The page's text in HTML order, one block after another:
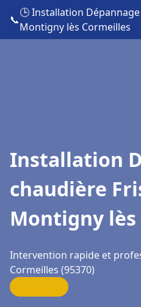
📞
🕒 Installation
Montigny lès Cormeilles
Installation
chaudière
Montigny
Intervention rapide et
Cormeilles (95370)